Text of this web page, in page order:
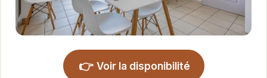
👉 Voir la disponibilité